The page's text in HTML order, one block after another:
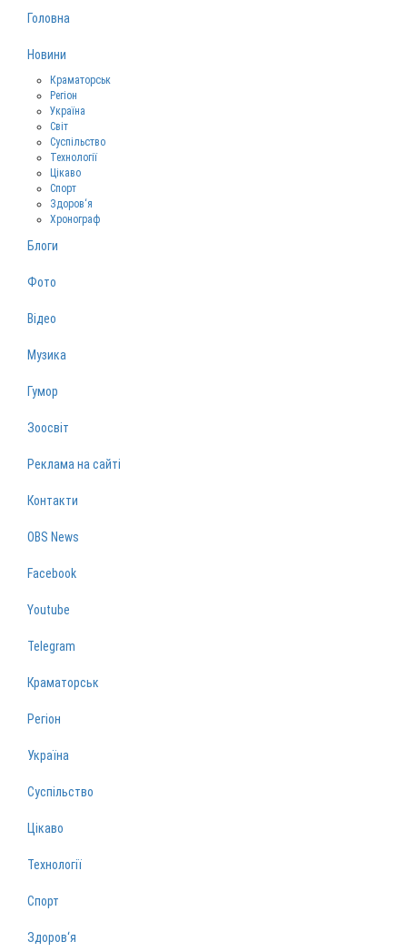
Головна
Новини
Краматорськ
Регіон
Україна
Світ
Суспільство
Технології
Цікаво
Спорт
Здоров‘я
Хронограф
Блоги
Фото
Відео
Музика
Гумор
Зоосвіт
Реклама на сайті
Контакти
OBS News
Facebook
Youtube
Telegram
Краматорськ
Регіон
Україна
Суспільство
Цікаво
Технології
Спорт
Здоров‘я